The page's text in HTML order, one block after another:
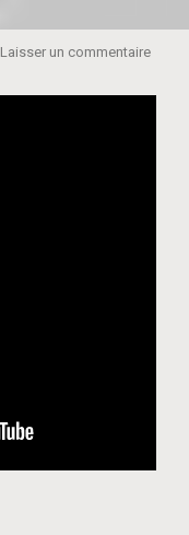
Laisser un commentaire